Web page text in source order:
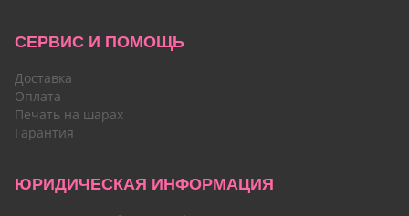
СЕРВИС И ПОМОЩЬ
Доставка
Оплата
Печать на шарах
Гарантия
ЮРИДИЧЕСКАЯ ИНФОРМАЦИЯ